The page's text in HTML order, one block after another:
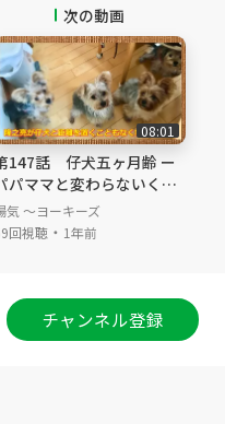
食 #兄弟喧嘩 #ワ
野川ドッグラン
nursing #pu
#like-to-pla
quarrel #dogru
次の動画
08:01
147話 仔犬五ヶ月齢 ー
パママと変わらないくら
大きくなりました ー
気 ～ヨーキーズ
回視聴・ 1年前
チャンネル登録